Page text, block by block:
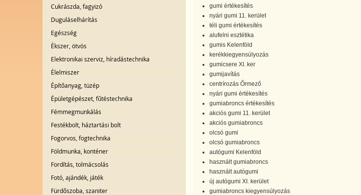
Cukrászda, fagyizó
Duguláselhárítás
Egészség
Ékszer, ötvös
Elektronikai szerviz, híradástechnika
Élelmiszer
Építőanyag, tüzép
Épületgépészet, fűtéstechnika
Fémmegmunkálás
Festékbolt, háztartási bolt
Fogorvos, fogtechnika
Földmunka, konténer
Fordítás, tolmácsolás
Fotó, ajándék, játék
Fürdőszoba, szaniter
gumi értékesítés
nyári gumi 11. kerület
téli gumi értékesítés
alufelni esztétika
gumis Kelenföld
kerékkiegyensúlyozás
gumicsere XI. ker
gumijavítás
centrírozás Őrmező
nyári gumi értékesítés
gumiabroncs értékesítés
akciós gumi 11. kerület
akciós gumiabroncs
olcsó gumi
olcsó gumiabroncs
autógumi Kelenföld
használt gumiabroncs
használt autógumi
új autógumi XI. kerület
gumiabroncs kiegyensúlyozás